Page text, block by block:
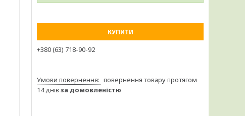
КУПИТИ
+380 (63) 718-90-92
повернення товару протягом
14 днів за домовленістю